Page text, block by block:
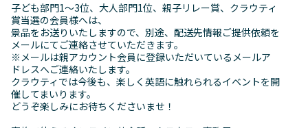
子ども部門1～3位、大人部門1位、親子リレー賞、クラウティ
賞当選の会員様へは、
景品をお送りいたしますので、別途、配送先情報ご提供依頼を
メールにてご連絡させていただきます。
※メールは親アカウント会員に登録いただいているメールア
ドレスへご連絡いたします。
クラウティでは今後も、楽しく英語に触れられるイベントを開
催してまいります。
どうぞ楽しみにお待ちくださいませ！